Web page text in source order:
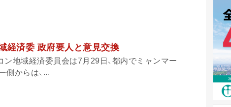
経済委 政府要人と意見交換
地域経済委員会は7月29日、都内でミャンマー
側からは、...